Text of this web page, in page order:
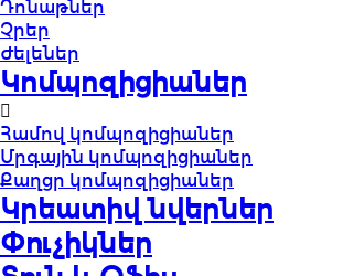
Դոնաթներ
Չրեր
Ժելեներ
Կոմպոզիցիաներ
Համով կոմպոզիցիաներ
Մրգային կոմպոզիցիաներ
Քաղցր կոմպոզիցիաներ
Կրեատիվ նվերներ
Փուչիկներ